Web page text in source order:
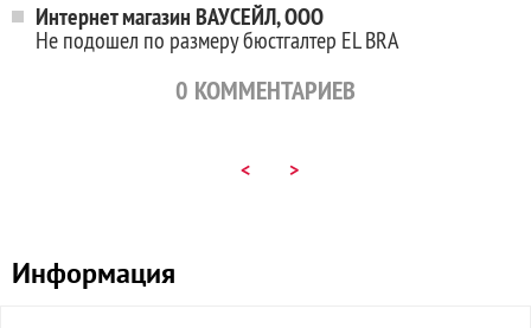
Интернет магазин ВАУСЕЙЛ, ООО
Не подошел по размеру бюстгалтер EL BRA
0 КОММЕНТАРИЕВ
< >
Информация